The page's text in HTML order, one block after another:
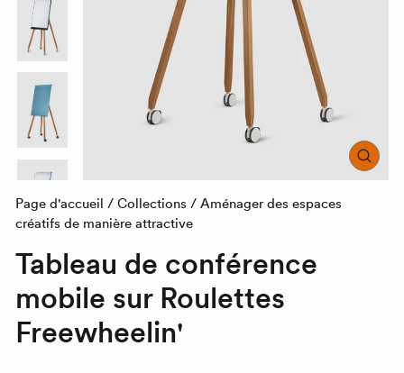
Page d'accueil / Collections / Aménager des espaces
créatifs de manière attractive
Tableau de conférence
mobile sur Roulettes
Freewheelin'